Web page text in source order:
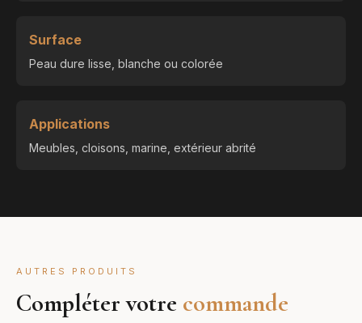
Surface
Peau dure lisse, blanche ou colorée
Applications
Meubles, cloisons, marine, extérieur abrité
AUTRES PRODUITS
Compléter votre commande